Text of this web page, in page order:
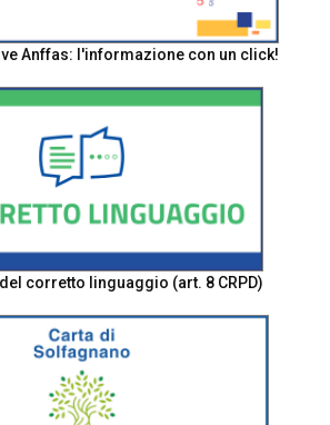
Anffas: l'informazione con un click!
corretto linguaggio (art. 8 CRPD)